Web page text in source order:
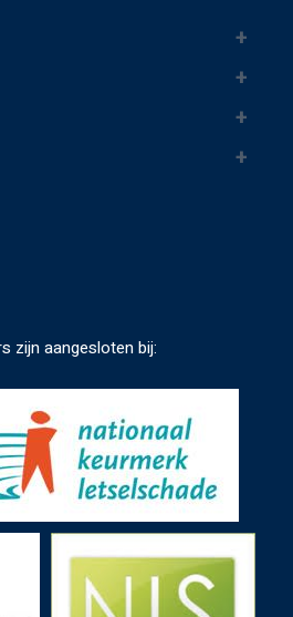
zijn aangesloten bij: